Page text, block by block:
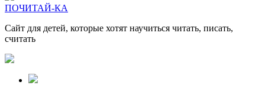
ПОЧИТАЙ-КА
Сайт для детей, которые хотят научиться читать, писать,
считать